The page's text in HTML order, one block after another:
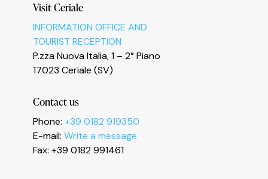
Visit Ceriale
INFORMATION OFFICE AND
TOURIST RECEPTION
P.zza Nuova Italia, 1 – 2° Piano
17023 Ceriale (SV)
Contact us
Phone: +39 0182 919350
E-mail: Write a message
Fax: +39 0182 991461